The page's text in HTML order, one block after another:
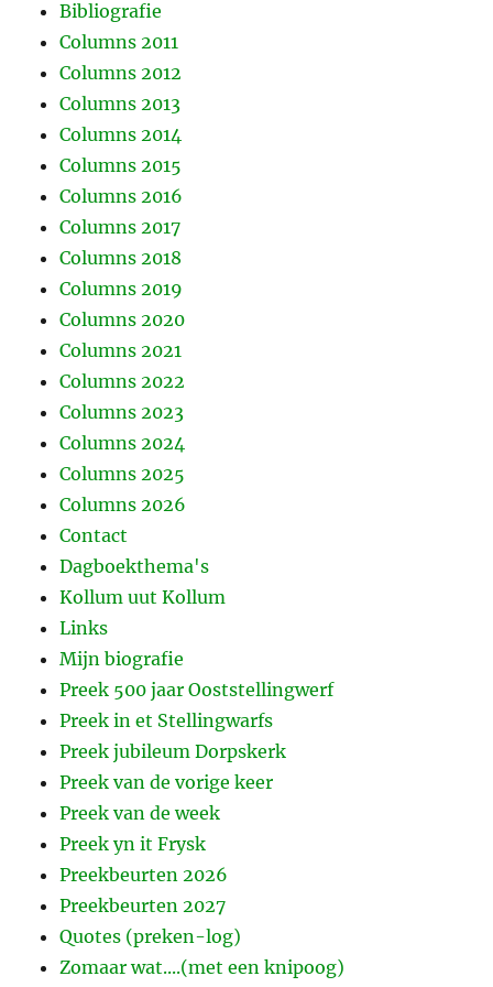
Bibliografie
Columns 2011
Columns 2012
Columns 2013
Columns 2014
Columns 2015
Columns 2016
Columns 2017
Columns 2018
Columns 2019
Columns 2020
Columns 2021
Columns 2022
Columns 2023
Columns 2024
Columns 2025
Columns 2026
Contact
Dagboekthema's
Kollum uut Kollum
Links
Mijn biografie
Preek 500 jaar Ooststellingwerf
Preek in et Stellingwarfs
Preek jubileum Dorpskerk
Preek van de vorige keer
Preek van de week
Preek yn it Frysk
Preekbeurten 2026
Preekbeurten 2027
Quotes (preken-log)
Zomaar wat....(met een knipoog)